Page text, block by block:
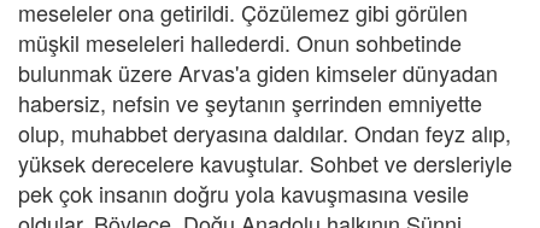
meseleler ona getirildi. Çözülemez gibi görülen
müşkil meseleleri hallederdi. Onun sohbetinde
bulunmak üzere Arvas'a giden kimseler dünyadan
habersiz, nefsin ve şeytanın şerrinden emniyette
olup, muhabbet deryasına daldılar. Ondan feyz alıp,
yüksek derecelere kavuştular. Sohbet ve dersleriyle
pek çok insanın doğru yola kavuşmasına vesile